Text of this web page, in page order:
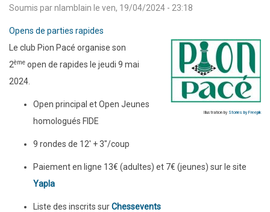
Soumis parnlamblain le ven, 19/04/2024 - 23:18
Opens de parties rapides
Illustration by Stories by Freepik
Le club Pion Pacé organise son
2ème open de rapides le jeudi 9 mai
2024.
Open principal et Open Jeunes
homologués FIDE
9 rondes de 12' + 3"/coup
Paiement en ligne 13€ (adultes) et 7€ (jeunes) sur le site
Yapla
Liste des inscrits surChessevents